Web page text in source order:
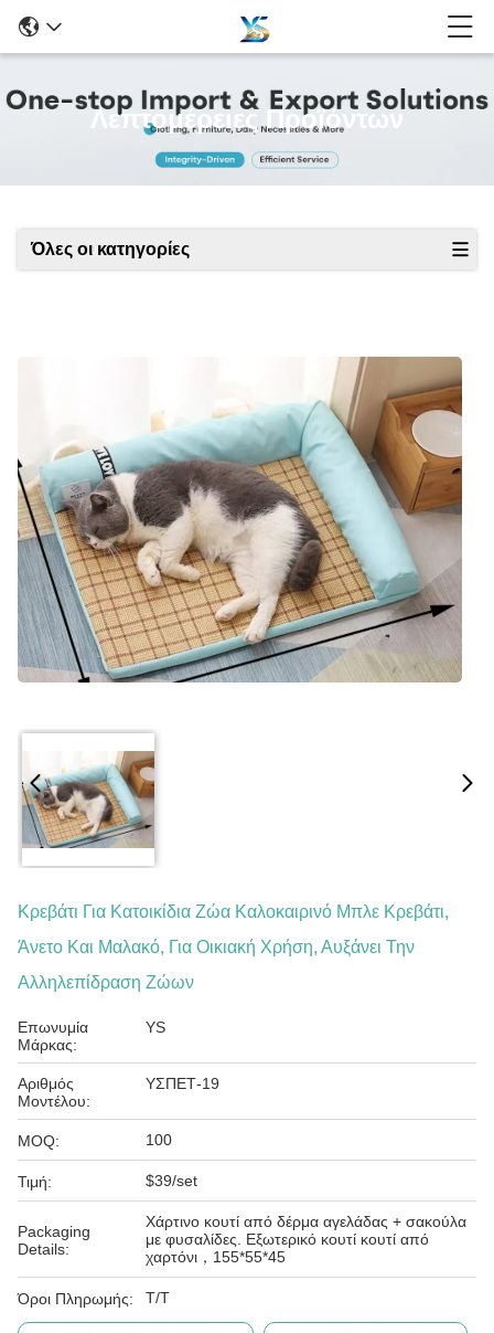
Λεπτομέρειες Προϊόντων
Όλες οι κατηγορίες
Κρεβάτι Για Κατοικίδια Ζώα Καλοκαιρινό Μπλε Κρεβάτι,
Άνετο Και Μαλακό, Για Οικιακή Χρήση, Αυξάνει Την
Αλληλεπίδραση Ζώων
Επωνυμία
Μάρκας:
YS
Αριθμός
Μοντέλου:
ΥΣΠΕΤ-19
MOQ: 100
Τιμή: $39/set
Packaging
Details:
Χάρτινο κουτί από δέρμα αγελάδας + σακούλα
με φυσαλίδες. Εξωτερικό κουτί κουτί από
χαρτόνι，155*55*45
Όροι Πληρωμής: T/T